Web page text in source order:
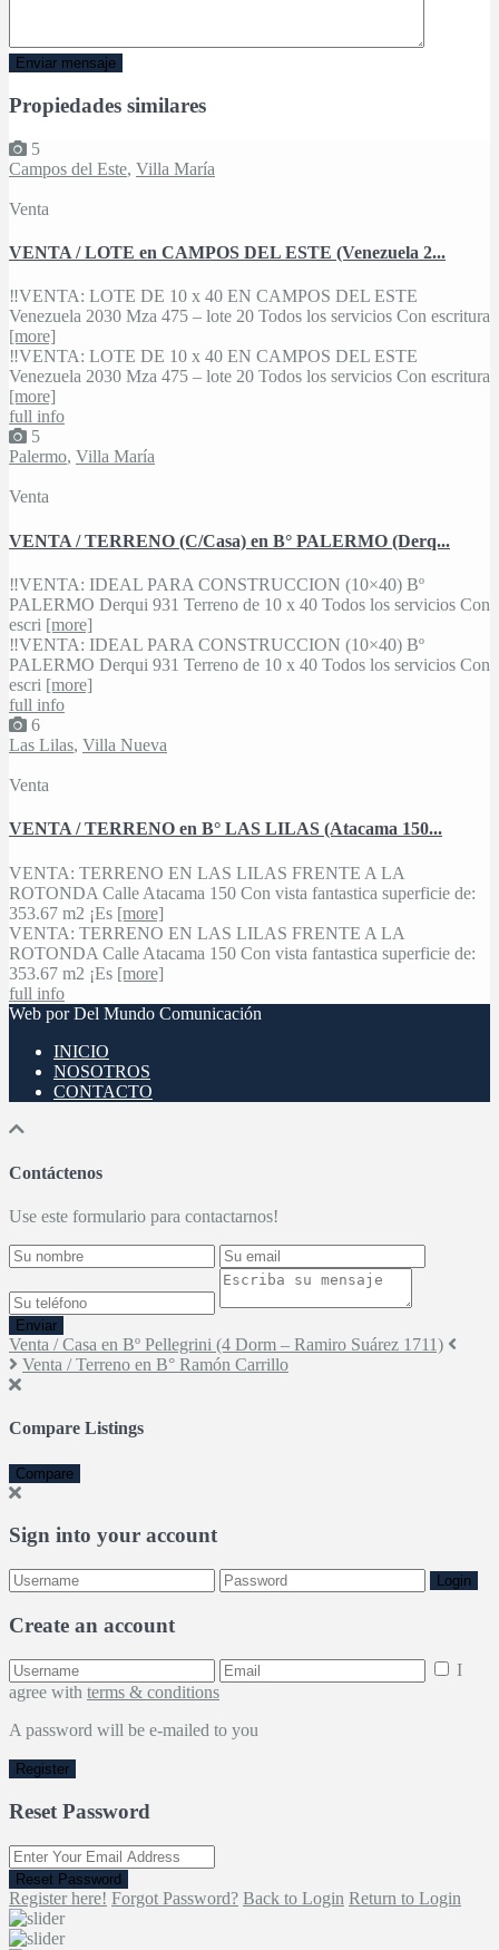
Propiedades similares
5
Campos del Este, Villa María
Venta
VENTA / LOTE en CAMPOS DEL ESTE (Venezuela 2...
‼VENTA: LOTE DE 10 x 40 EN CAMPOS DEL ESTE
Venezuela 2030 Mza 475 – lote 20 Todos los servicios Con escritura
[more]
‼VENTA: LOTE DE 10 x 40 EN CAMPOS DEL ESTE
Venezuela 2030 Mza 475 – lote 20 Todos los servicios Con escritura
[more]
full info
5
Palermo, Villa María
Venta
VENTA / TERRENO (C/Casa) en B° PALERMO (Derq...
‼VENTA: IDEAL PARA CONSTRUCCION (10×40) Bº
PALERMO Derqui 931 Terreno de 10 x 40 Todos los servicios Con
escri [more]
‼VENTA: IDEAL PARA CONSTRUCCION (10×40) Bº
PALERMO Derqui 931 Terreno de 10 x 40 Todos los servicios Con
escri [more]
full info
6
Las Lilas, Villa Nueva
Venta
VENTA / TERRENO en B° LAS LILAS (Atacama 150...
VENTA: TERRENO EN LAS LILAS FRENTE A LA
ROTONDA Calle Atacama 150 Con vista fantastica superficie de:
353.67 m2 ¡Es [more]
VENTA: TERRENO EN LAS LILAS FRENTE A LA
ROTONDA Calle Atacama 150 Con vista fantastica superficie de:
353.67 m2 ¡Es [more]
full info
Web por Del Mundo Comunicación
INICIO
NOSOTROS
CONTACTO
Contáctenos
Use este formulario para contactarnos!
Enviar
Venta / Casa en Bº Pellegrini (4 Dorm – Ramiro Suárez 1711)
Venta / Terreno en B° Ramón Carrillo
Compare Listings
Compare
Sign into your account
Login
Create an account
I
agree with terms & conditions
A password will be e-mailed to you
Register
Reset Password
Reset Password
Register here! Forgot Password? Back to Login Return to Login